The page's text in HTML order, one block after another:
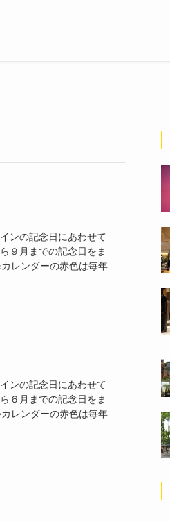
ンの記念日にあわせて
９月までの記念日をま
レンダーの赤色は毎年
ンの記念日にあわせて
６月までの記念日をま
レンダーの赤色は毎年